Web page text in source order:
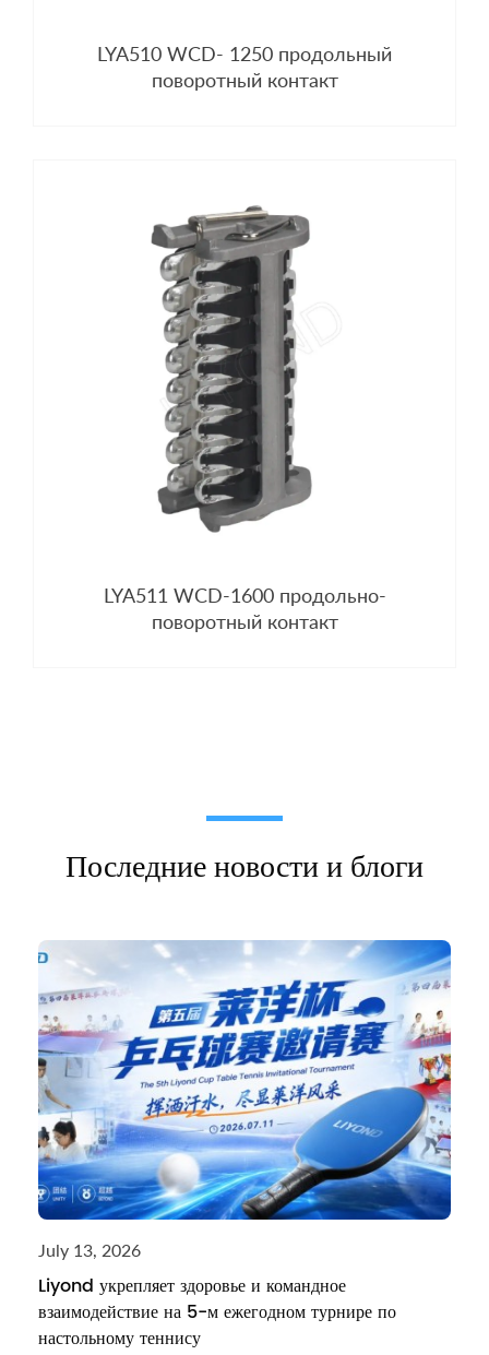
LYA510 WCD- 1250 продольный
поворотный контакт
LYA511 WCD-1600 продольно-
поворотный контакт
Последние новости и блоги
July 13, 2026
Liyond укрепляет здоровье и командное
взаимодействие на 5-м ежегодном турнире по
настольному теннису